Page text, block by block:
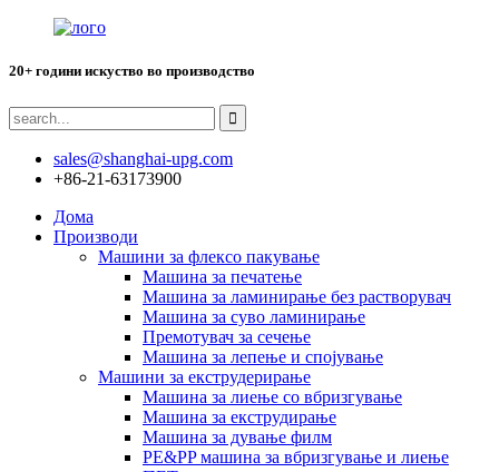
20+ години искуство во производство
sales@shanghai-upg.com
+86-21-63173900
Дома
Производи
Машини за флексо пакување
Машина за печатење
Машина за ламинирање без растворувач
Машина за суво ламинирање
Премотувач за сечење
Машина за лепење и спојување
Машини за екструдерирање
Машина за лиење со вбризгување
Машина за екструдирање
Машина за дување филм
PE&PP машина за вбризгување и лиење